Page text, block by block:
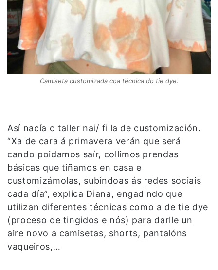
Camiseta customizada coa técnica do tie dye.
Así nacía o taller nai/ filla de customización.
“Xa de cara á primavera verán que será
cando poidamos saír, collimos prendas
básicas que tiñamos en casa e
customizámolas, subíndoas ás redes sociais
cada día”, explica Diana, engadindo que
utilizan diferentes técnicas como a de tie dye
(proceso de tingidos e nós) para darlle un
aire novo a camisetas, shorts, pantalóns
vaqueiros,…